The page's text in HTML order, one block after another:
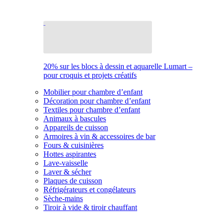
20% sur les blocs à dessin et aquarelle Lumart –
pour croquis et projets créatifs
Mobilier pour chambre d’enfant
Décoration pour chambre d’enfant
Textiles pour chambre d’enfant
Animaux à bascules
Appareils de cuisson
Armoires à vin & accessoires de bar
Fours & cuisinières
Hottes aspirantes
Lave-vaisselle
Laver & sécher
Plaques de cuisson
Réfrigérateurs et congélateurs
Sèche-mains
Tiroir à vide & tiroir chauffant